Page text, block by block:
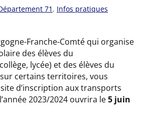
71 , Infos pratiques
Franche-Comté qui organise
des élèves du
lycée) et des élèves du
certains territoires, vous
d’inscription aux transports
2023/2024 ouvrira le5 juin